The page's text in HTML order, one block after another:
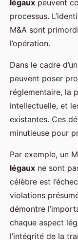
légaux peuvent
processus.
M&A sont
l’opération.
Dans le cadre
peuvent poser
réglementaire, la
intellectuelle, et
existantes. Ces
minutieuse pour
Par exemple, un
légaux ne sont
célèbre est
violations
démontre
chaque aspect
l’intégrité de la